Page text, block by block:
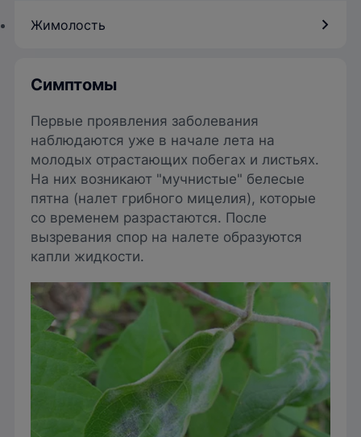
Жимолость
Симптомы
Первые проявления заболевания
наблюдаются уже в начале лета на
молодых отрастающих побегах и листьях.
На них возникают "мучнистые" белесые
пятна (налет грибного мицелия), которые
со временем разрастаются. После
вызревания спор на налете образуются
капли жидкости.